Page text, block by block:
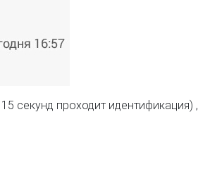
секунд проходит идентификация) ,